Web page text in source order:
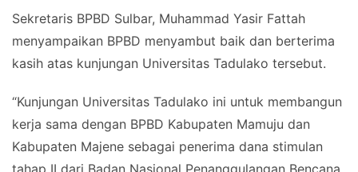
Sekretaris BPBD Sulbar, Muhammad Yasir Fattah
menyampaikan BPBD menyambut baik dan berterima
kasih atas kunjungan Universitas Tadulako tersebut.
“Kunjungan Universitas Tadulako ini untuk membangun
kerja sama dengan BPBD Kabupaten Mamuju dan
Kabupaten Majene sebagai penerima dana stimulan